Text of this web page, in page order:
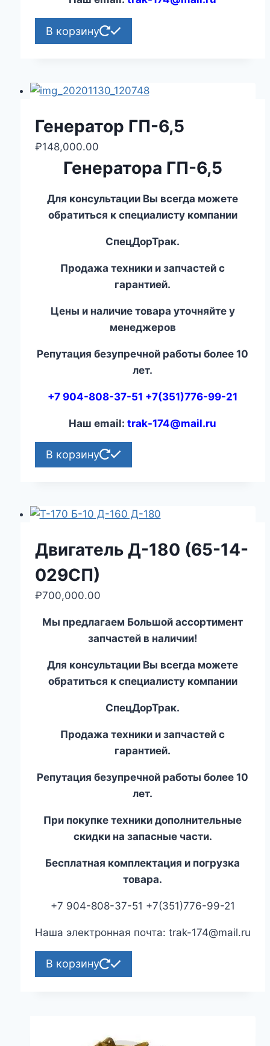
В корзину
Генератор ГП-6,5
₽148,000.00
Генератора ГП-6,5
Для консультации Вы всегда можете
обратиться к специалисту компании
СпецДорТрак.
Продажа техники и запчастей с
гарантией.
Цены и наличие товара уточняйте у
менеджеров
Репутация безупречной работы более 10
лет.
+7 904-808-37-51 +7(351)776-99-21
Наш email:trak-174@mail.ru
В корзину
Двигатель Д-180 (65-14-
029СП)
₽700,000.00
Мы предлагаем Большой ассортимент
запчастей в наличии!
Для консультации Вы всегда можете
обратиться к специалисту компании
СпецДорТрак.
Продажа техники и запчастей с
гарантией.
Репутация безупречной работы более 10
лет.
При покупке техники дополнительные
скидки на запасные части.
Бесплатная комплектация и погрузка
товара.
+7 904-808-37-51 +7(351)776-99-21
Наша электронная почта: trak-174@mail.ru
В корзину